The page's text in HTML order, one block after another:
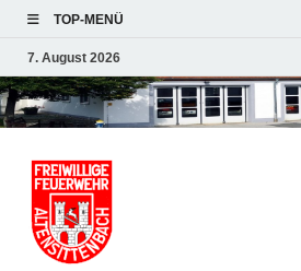
TOP-MENÜ
7. August 2026